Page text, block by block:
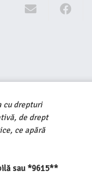
cu drepturi
de drept
ce apără
sau *9615**